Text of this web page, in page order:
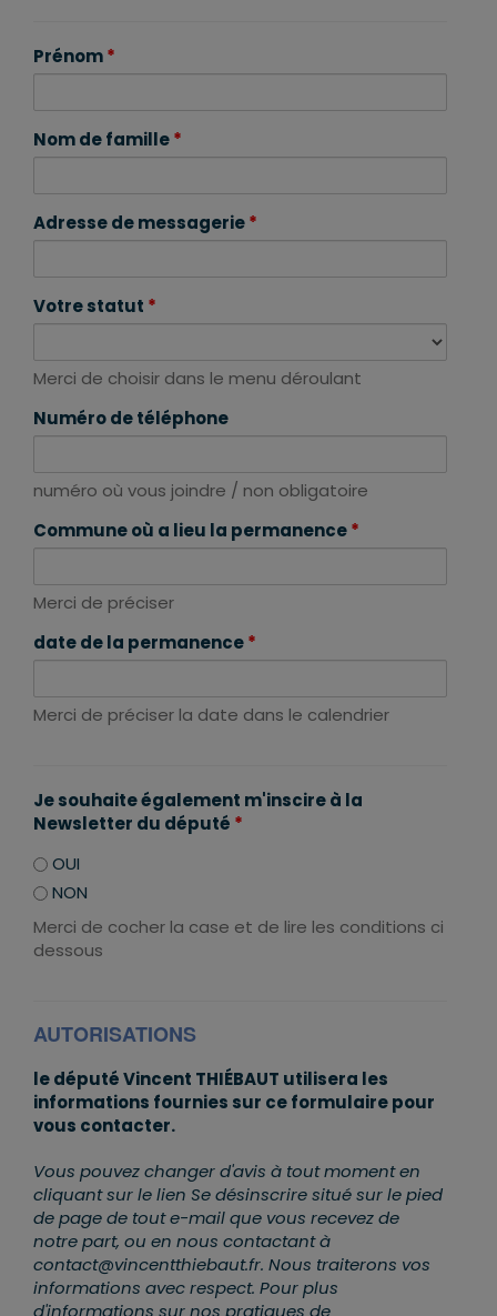
Prénom*
Nom de famille*
Adresse de messagerie*
Votre statut *
Merci de choisir dans le menu déroulant
Numéro de téléphone
numéro où vous joindre / non obligatoire
Commune où a lieu la permanence*
Merci de préciser
date de la permanence*
Merci de préciser la date dans le calendrier
Je souhaite également m'inscire à la
Newsletter du député *
OUI
NON
Merci de cocher la case et de lire les conditions ci
dessous
AUTORISATIONS
le député Vincent THIÉBAUT utilisera les
informations fournies sur ce formulaire pour
vous contacter.
Vous pouvez changer d'avis à tout moment en
cliquant sur le lien Se désinscrire situé sur le pied
de page de tout e-mail que vous recevez de
notre part, ou en nous contactant à
contact@vincentthiebaut.fr. Nous traiterons vos
informations avec respect. Pour plus
d'informations sur nos pratiques de